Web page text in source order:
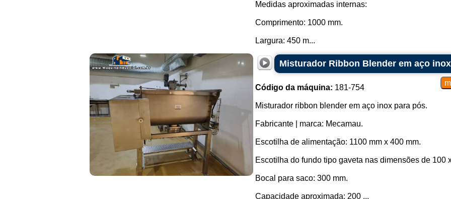
Medidas aproximadas internas:
Comprimento: 1000 mm.
Largura: 450 m...
Misturador Ribbon Blender em aço
Código da máquina: 181-754
Misturador ribbon blender em aço inox para pós.
Fabricante | marca: Mecamau.
Escotilha de alimentação: 1100 mm x 400 mm.
Escotilha do fundo tipo gaveta nas dimensões de 100
Bocal para saco: 300 mm.
Capacidade aproximada: 200 ...